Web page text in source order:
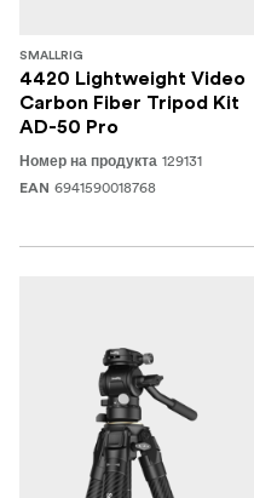
SMALLRIG
4420 Lightweight Video
Carbon Fiber Tripod Kit
AD-50 Pro
Номер на продукта 129131
EAN 6941590018768